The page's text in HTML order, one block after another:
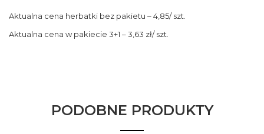
Aktualna cena herbatki bez pakietu – 4,85/ szt.
Aktualna cena w pakiecie 3+1 – 3,63 zł/ szt.
PODOBNE PRODUKTY